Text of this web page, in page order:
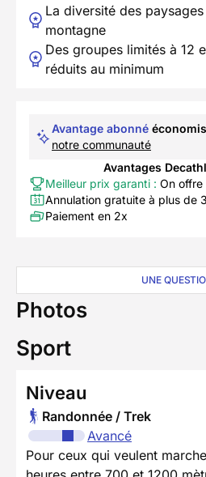
La diversité des
montagne
Des groupes limités à 12
réduits au minimum
Avantage abonné
notre communauté
Avantages
Meilleur prix garanti : On
Annulation gratuite à plus de
Paiement en 2x
UNE
Photos
Sport
Niveau
Randonnée / Trek
Avancé
Pour ceux qui veulent